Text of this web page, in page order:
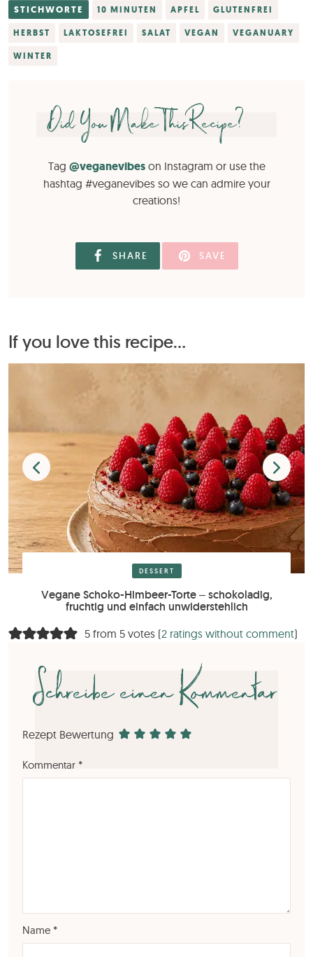
STICHWORTE 10 MINUTEN APFEL GLUTENFREI
HERBST LAKTOSEFREI SALAT VEGAN VEGANUARY
WINTER
Did You Make This Recipe?
Tag @veganevibeson Instagram or use the
hashtag #veganevibes so we can admire your
creations!
SHARE SAVE
If you love this recipe...
DESSERT
Vegane Schoko-Himbeer-Torte – schokoladig,
fruchtig und einfach unwiderstehlich
5 from 5 votes (2 ratings without comment)
Schreibe einen Kommentar
Rezept Bewertung
Kommentar *
Name *